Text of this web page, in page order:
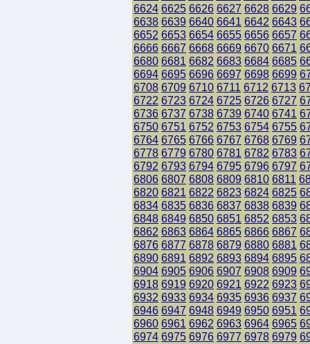
6624 6625 6626 6627 6628 6629
6638 6639 6640 6641 6642 6643
6652 6653 6654 6655 6656 6657
6666 6667 6668 6669 6670 6671
6680 6681 6682 6683 6684 6685
6694 6695 6696 6697 6698 6699
6708 6709 6710 6711 6712 6713
6722 6723 6724 6725 6726 6727
6736 6737 6738 6739 6740 6741
6750 6751 6752 6753 6754 6755
6764 6765 6766 6767 6768 6769
6778 6779 6780 6781 6782 6783
6792 6793 6794 6795 6796 6797
6806 6807 6808 6809 6810 6811
6820 6821 6822 6823 6824 6825
6834 6835 6836 6837 6838 6839
6848 6849 6850 6851 6852 6853
6862 6863 6864 6865 6866 6867
6876 6877 6878 6879 6880 6881
6890 6891 6892 6893 6894 6895
6904 6905 6906 6907 6908 6909
6918 6919 6920 6921 6922 6923
6932 6933 6934 6935 6936 6937
6946 6947 6948 6949 6950 6951
6960 6961 6962 6963 6964 6965
6974 6975 6976 6977 6978 6979